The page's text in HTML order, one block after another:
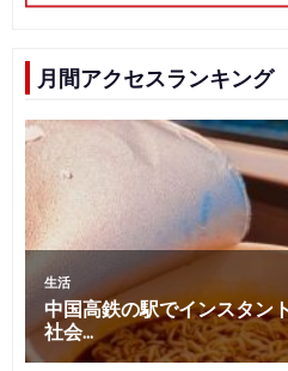
月間アクセスランキング